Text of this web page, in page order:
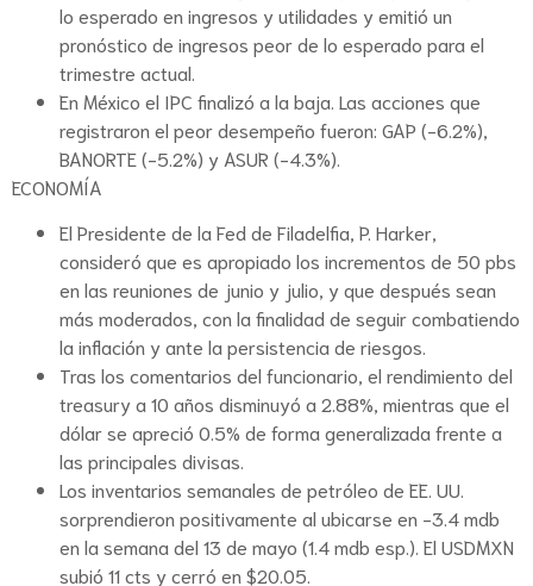
lo esperado en ingresos y utilidades y emitió un
pronóstico de ingresos peor de lo esperado para el
trimestre actual.
En México el IPC finalizó a la baja. Las acciones que
registraron el peor desempeño fueron: GAP (-6.2%),
BANORTE (-5.2%) y ASUR (-4.3%).
ECONOMÍA
El Presidente de la Fed de Filadelfia, P. Harker,
consideró que es apropiado los incrementos de 50 pbs
en las reuniones de junio y julio, y que después sean
más moderados, con la finalidad de seguir combatiendo
la inflación y ante la persistencia de riesgos.
Tras los comentarios del funcionario, el rendimiento del
treasury a 10 años disminuyó a 2.88%, mientras que el
dólar se apreció 0.5% de forma generalizada frente a
las principales divisas.
Los inventarios semanales de petróleo de EE. UU.
sorprendieron positivamente al ubicarse en -3.4 mdb
en la semana del 13 de mayo (1.4 mdb esp.). El USDMXN
subió 11 cts y cerró en $20.05.